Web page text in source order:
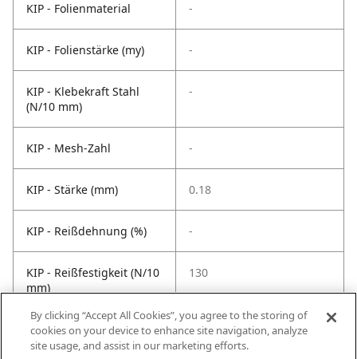
KIP - Folienmaterial -
KIP - Folienstärke (my) -
KIP - Klebekraft Stahl
(N/10 mm)
-
KIP - Mesh-Zahl -
KIP - Stärke (mm) 0.18
KIP - Reißdehnung (%) -
KIP - Reißfestigkeit (N/10
mm)
130
KIP -
Temperaturbeständigkeit
-30 bis 50
By clicking “Accept All Cookies”, you agree to the storing of
cookies on your device to enhance site navigation, analyze
site usage, and assist in our marketing efforts.